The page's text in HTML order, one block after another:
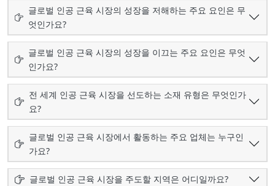
글로벌 인공 근육 시장의 성장을 저해하는 주요 요인은 무
엇인가요?
글로벌 인공 근육 시장의 성장을 이끄는 주요 요인은 무엇
인가요?
전 세계 인공 근육 시장을 선도하는 소재 유형은 무엇인가
요?
글로벌 인공 근육 시장에서 활동하는 주요 업체는 누구인
가요?
글로벌 인공 근육 시장을 주도할 지역은 어디일까요?